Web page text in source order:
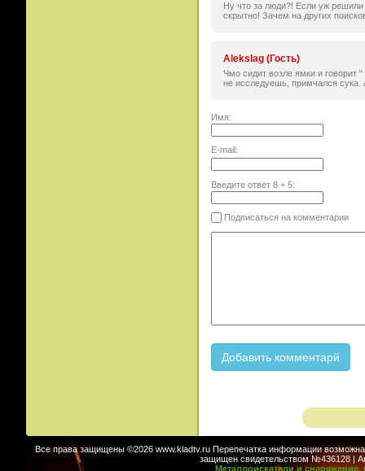
Ну что за люди?! Если уж решили
скрытно! Зачем на других
Alekslag (Гость)
Чмо сидит возле ямки и говорит
не исследуешь, примчался
Имя:
E-mail:
Введите ответ 8+ 5:
Подписаться на комментарии
Все права защищены ©2026 www.kladtv.ru Перепечатка информации возможна
защищен свидетельством №436128 |
Металлоискатели и